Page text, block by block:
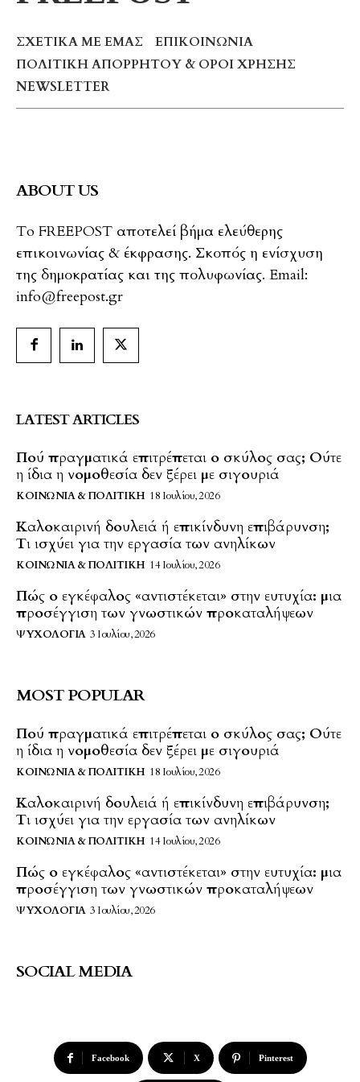
ΣΧΕΤΙΚΆ ΜΕ ΕΜΆΣ
ΕΠΙΚΟΙΝΩΝΊΑ
ΠΟΛΙΤΙΚΉ ΑΠΟΡΡΉΤΟΥ & ΌΡΟΙ ΧΡΉΣΗΣ
NEWSLETTER
ABOUT US
To FREEPOST αποτελεί βήμα ελεύθερης
επικοινωνίας & έκφρασης. Σκοπός η ενίσχυση
της δημοκρατίας και της πολυφωνίας. Email:
info@freepost.gr
LATEST ARTICLES
Πού πραγματικά επιτρέπεται ο σκύλος σας; Ούτε
η ίδια η νομοθεσία δεν ξέρει με σιγουριά
ΚΟΙΝΩΝΊΑ & ΠΟΛΙΤΙΚΉ 18 Ιουλίου, 2026
Καλοκαιρινή δουλειά ή επικίνδυνη επιβάρυνση;
Τι ισχύει για την εργασία των ανηλίκων
ΚΟΙΝΩΝΊΑ & ΠΟΛΙΤΙΚΉ 14 Ιουλίου, 2026
Πώς ο εγκέφαλος «αντιστέκεται» στην ευτυχία: μια
προσέγγιση των γνωστικών προκαταλήψεων
ΨΥΧΟΛΟΓΊΑ 3 Ιουλίου, 2026
MOST POPULAR
Πού πραγματικά επιτρέπεται ο σκύλος σας; Ούτε
η ίδια η νομοθεσία δεν ξέρει με σιγουριά
ΚΟΙΝΩΝΊΑ & ΠΟΛΙΤΙΚΉ 18 Ιουλίου, 2026
Καλοκαιρινή δουλειά ή επικίνδυνη επιβάρυνση;
Τι ισχύει για την εργασία των ανηλίκων
ΚΟΙΝΩΝΊΑ & ΠΟΛΙΤΙΚΉ 14 Ιουλίου, 2026
Πώς ο εγκέφαλος «αντιστέκεται» στην ευτυχία: μια
προσέγγιση των γνωστικών προκαταλήψεων
ΨΥΧΟΛΟΓΊΑ 3 Ιουλίου, 2026
SOCIAL MEDIA
Facebook X Pinterest